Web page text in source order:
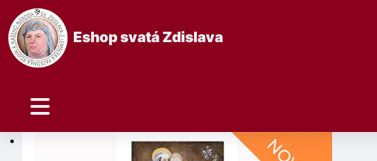
Eshop svatá Zdislava